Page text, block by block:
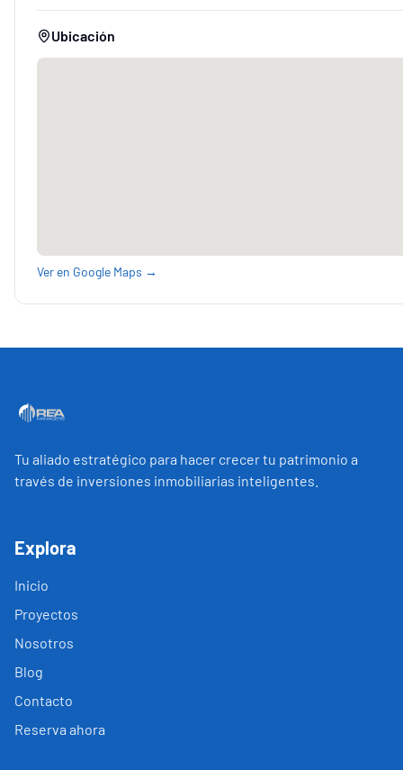
Ubicación
Ver en Google Maps →
Tu aliado estratégico para hacer crecer tu patrimonio a
través de inversiones inmobiliarias inteligentes.
Explora
Inicio
Proyectos
Nosotros
Blog
Contacto
Reserva ahora